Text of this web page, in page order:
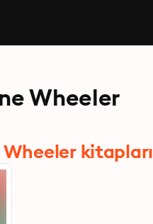
Wheeler
kitapları